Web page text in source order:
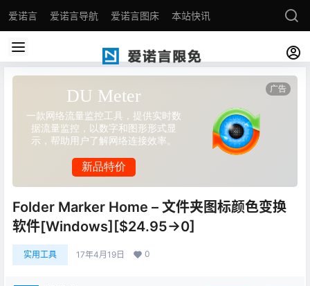
爱诺言 爱诺言导航 爱诺言图床 本站快讯
Folder Marker Home – 文件夹图标颜色变换
软件[Windows][$24.95→0]
实用工具 17年4月19日 0